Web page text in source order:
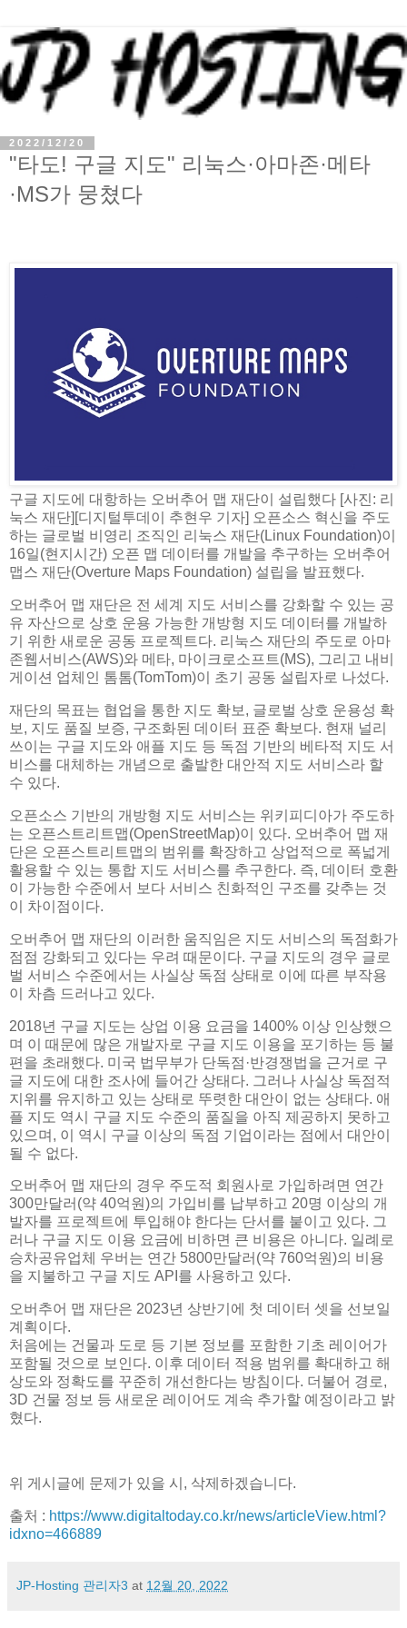
2022/12/20
"타도! 구글 지도" 리눅스·아마존·메타
·MS가 뭉쳤다
구글 지도에 대항하는 오버추어 맵 재단이 설립했다 [사진: 리
눅스 재단][디지털투데이 추현우 기자] 오픈소스 혁신을 주도
하는 글로벌 비영리 조직인 리눅스 재단(Linux Foundation)이
16일(현지시간) 오픈 맵 데이터를 개발을 추구하는 오버추어
맵스 재단(Overture Maps Foundation) 설립을 발표했다.
오버추어 맵 재단은 전 세계 지도 서비스를 강화할 수 있는 공
유 자산으로 상호 운용 가능한 개방형 지도 데이터를 개발하
기 위한 새로운 공동 프로젝트다. 리눅스 재단의 주도로 아마
존웹서비스(AWS)와 메타, 마이크로소프트(MS), 그리고 내비
게이션 업체인 톰톰(TomTom)이 초기 공동 설립자로 나섰다.
재단의 목표는 협업을 통한 지도 확보, 글로벌 상호 운용성 확
보, 지도 품질 보증, 구조화된 데이터 표준 확보다. 현재 널리
쓰이는 구글 지도와 애플 지도 등 독점 기반의 베타적 지도 서
비스를 대체하는 개념으로 출발한 대안적 지도 서비스라 할
수 있다.
오픈소스 기반의 개방형 지도 서비스는 위키피디아가 주도하
는 오픈스트리트맵(OpenStreetMap)이 있다. 오버추어 맵 재
단은 오픈스트리트맵의 범위를 확장하고 상업적으로 폭넓게
활용할 수 있는 통합 지도 서비스를 추구한다. 즉, 데이터 호환
이 가능한 수준에서 보다 서비스 친화적인 구조를 갖추는 것
이 차이점이다.
오버추어 맵 재단의 이러한 움직임은 지도 서비스의 독점화가
점점 강화되고 있다는 우려 때문이다. 구글 지도의 경우 글로
벌 서비스 수준에서는 사실상 독점 상태로 이에 따른 부작용
이 차츰 드러나고 있다.
2018년 구글 지도는 상업 이용 요금을 1400% 이상 인상했으
며 이 때문에 많은 개발자로 구글 지도 이용을 포기하는 등 불
편을 초래했다. 미국 법무부가 단독점·반경쟁법을 근거로 구
글 지도에 대한 조사에 들어간 상태다. 그러나 사실상 독점적
지위를 유지하고 있는 상태로 뚜렷한 대안이 없는 상태다. 애
플 지도 역시 구글 지도 수준의 품질을 아직 제공하지 못하고
있으며, 이 역시 구글 이상의 독점 기업이라는 점에서 대안이
될 수 없다.
오버추어 맵 재단의 경우 주도적 회원사로 가입하려면 연간
300만달러(약 40억원)의 가입비를 납부하고 20명 이상의 개
발자를 프로젝트에 투입해야 한다는 단서를 붙이고 있다. 그
러나 구글 지도 이용 요금에 비하면 큰 비용은 아니다. 일례로
승차공유업체 우버는 연간 5800만달러(약 760억원)의 비용
을 지불하고 구글 지도 API를 사용하고 있다.
오버추어 맵 재단은 2023년 상반기에 첫 데이터 셋을 선보일
계획이다.
처음에는 건물과 도로 등 기본 정보를 포함한 기초 레이어가
포함될 것으로 보인다. 이후 데이터 적용 범위를 확대하고 해
상도와 정확도를 꾸준히 개선한다는 방침이다. 더불어 경로,
3D 건물 정보 등 새로운 레이어도 계속 추가할 예정이라고 밝
혔다.
위 게시글에 문제가 있을 시, 삭제하겠습니다.
출처 : https://www.digitaltoday.co.kr/news/articleView.html?
idxno=466889
JP-Hosting 관리자3 at 12월 20, 2022